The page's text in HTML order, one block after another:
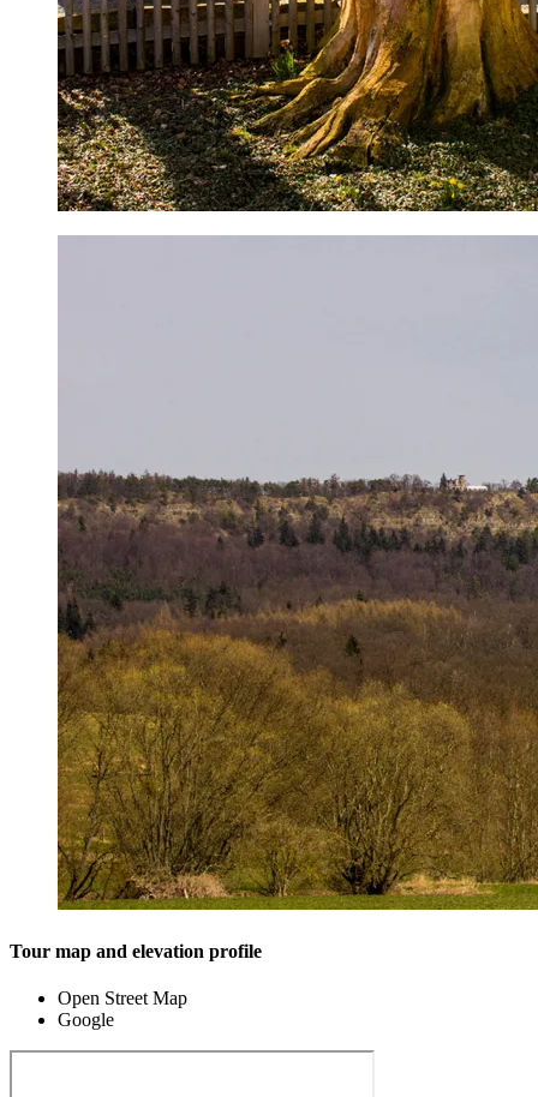
Tour map and elevation profile
Open Street Map
Google